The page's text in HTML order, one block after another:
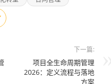
下一篇:
项目全生命周期管理
2026：定义流程与落地
方案